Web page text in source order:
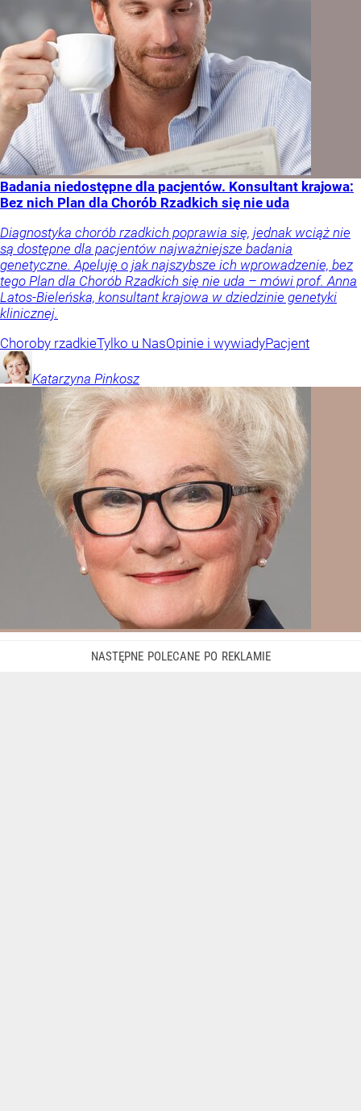
Badania niedostępne dla pacjentów. Konsultant krajowa:
Bez nich Plan dla Chorób Rzadkich się nie uda
Diagnostyka chorób rzadkich poprawia się, jednak wciąż nie
są dostępne dla pacjentów najważniejsze badania
genetyczne. Apeluję o jak najszybsze ich wprowadzenie, bez
tego Plan dla Chorób Rzadkich się nie uda – mówi prof. Anna
Latos-Bieleńska, konsultant krajowa w dziedzinie genetyki
klinicznej.
Choroby rzadkieTylko u NasOpinie i wywiadyPacjent
Katarzyna Pinkosz